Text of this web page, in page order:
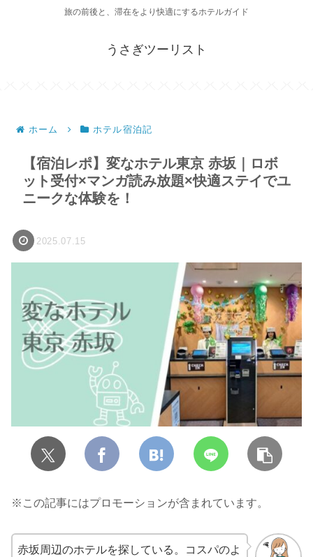
旅の前後と、滞在をより快適にするホテルガイド
うさぎツーリスト
ホーム ホテル宿泊記
【宿泊レポ】変なホテル東京 赤坂｜ロボ
ット受付×マンガ読み放題×快適ステイでユ
ニークな体験を！
2025.07.15
※この記事にはプロモーションが含まれています。
赤坂周辺のホテルを探している。コスパのよ